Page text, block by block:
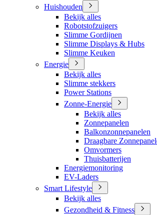
Huishouden
Bekijk alles
Robotstofzuigers
Slimme Gordijnen
Slimme Displays & Hubs
Slimme Keuken
Energie
Bekijk alles
Slimme stekkers
Power Stations
Zonne-Energie
Bekijk alles
Zonnepanelen
Balkonzonnepanelen
Draagbare
Omvormers
Thuisbatterijen
Energiemonitoring
EV-Laders
Smart Lifestyle
Bekijk alles
Gezondheid & Fitness